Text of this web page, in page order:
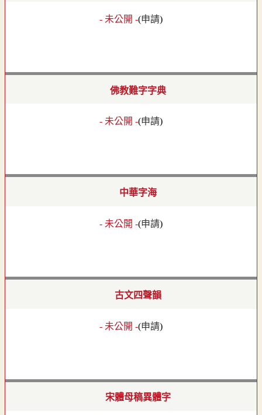
- 未公開 -(申請)
佛教難字字典
- 未公開 -(申請)
中華字海
- 未公開 -(申請)
古文四聲韻
- 未公開 -(申請)
宋體母稿異體字